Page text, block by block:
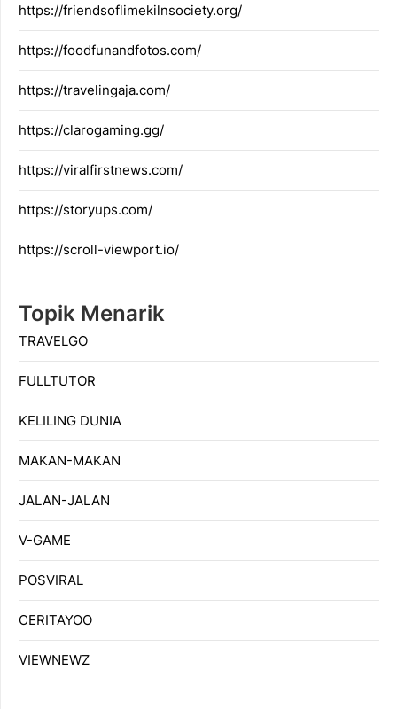
https://friendsoflimekilnsociety.org/
https://foodfunandfotos.com/
https://travelingaja.com/
https://clarogaming.gg/
https://viralfirstnews.com/
https://storyups.com/
https://scroll-viewport.io/
Topik Menarik
TRAVELGO
FULLTUTOR
KELILING DUNIA
MAKAN-MAKAN
JALAN-JALAN
V-GAME
POSVIRAL
CERITAYOO
VIEWNEWZ